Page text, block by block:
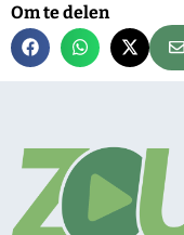
Om te delen